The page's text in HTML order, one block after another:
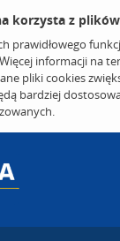
korzysta z
prawidłowego
informacji na
pliki cookies
bardziej